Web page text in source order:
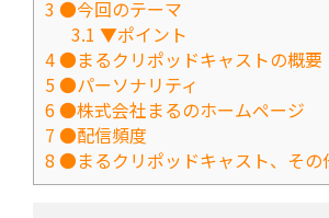
3 ●今回のテーマ
3.1 ▼ポイント
4●まるクリポッドキャストの概要
5●パーソナリティ
6●株式会社まるのホームページ
7 ●配信頻度
8 ●まるクリポッドキャスト、その